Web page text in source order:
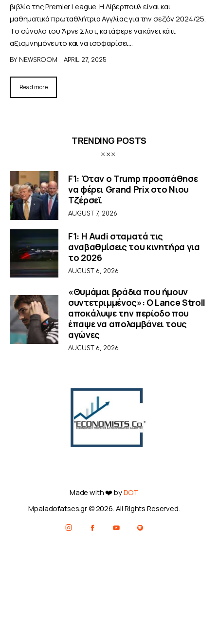
βιβλίο της Premier League. Η Λίβερπουλ είναι και
μαθηματικά πρωταθλήτρια Αγγλίας για την σεζόν 2024/25.
Το σύνολο του Άρνε Σλοτ, κατάφερε να κάνει κάτι
αξιομνημόνευτο και να ισοφαρίσει…
BY NEWSROOM APRIL 27, 2025
Read more
TRENDING POSTS
F1: Όταν ο Trump προσπάθησε
να φέρει Grand Prix στο Νιου
Τζέρσεϊ
AUGUST 7, 2026
F1: Η Audi σταματά τις
αναβαθμίσεις του κινητήρα για
το 2026
AUGUST 6, 2026
«Θυμάμαι βράδια που ήμουν
συντετριμμένος»: O Lance Stroll
αποκάλυψε την περίοδο που
έπαψε να απολαμβάνει τους
αγώνες
AUGUST 6, 2026
Made with ❤️ byDOT
Mpaladofatses.gr © 2026. All Rights Reserved.